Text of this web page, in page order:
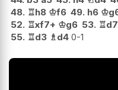
48. ♖h8 ♔f6 49. h6 ♔
52. ♖xf7+ ♔g6 53. ♖d7
55. ♖d3 ♗d4 0-1